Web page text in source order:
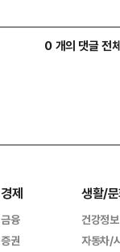
0 개의 댓글 전
경제
금융
증권
생활/
건강정보
자동차/